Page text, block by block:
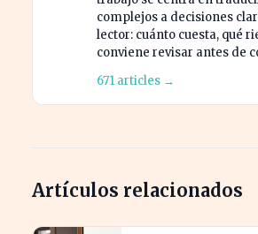
complejos a decisiones
lector: cuánto cuesta, qué
conviene revisar antes de
671 articles →
Artículos relacionados